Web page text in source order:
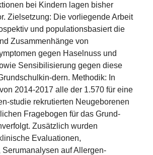
bei Kindern lagen bisher
Zielsetzung: Die vorliegende Arbeit
und populationsbasiert die
Zusammenhänge von
gegen Haselnuss und
Sensibilisierung gegen diese
dern. Methodik: In
2014-2017 alle der 1.570 für eine
studie rekrutierten Neugeborenen
Fragebogen für das Grund-
Zusätzlich wurden
Evaluationen,
Serumanalysen auf Allergen-